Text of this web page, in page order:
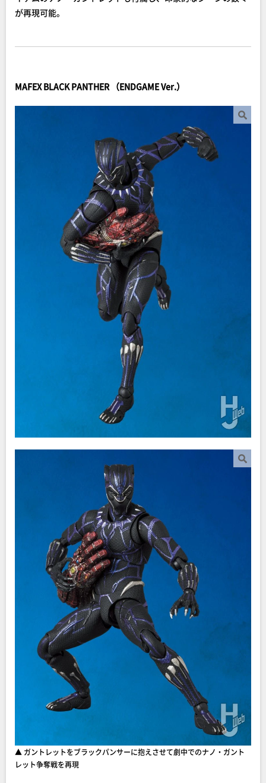
が再現可能。
MAFEX BLACK PANTHER （ENDGAME Ver.）
▲ ガントレットをブラックパンサーに抱えさせて劇中でのナノ・ガント
レット争奪戦を再現